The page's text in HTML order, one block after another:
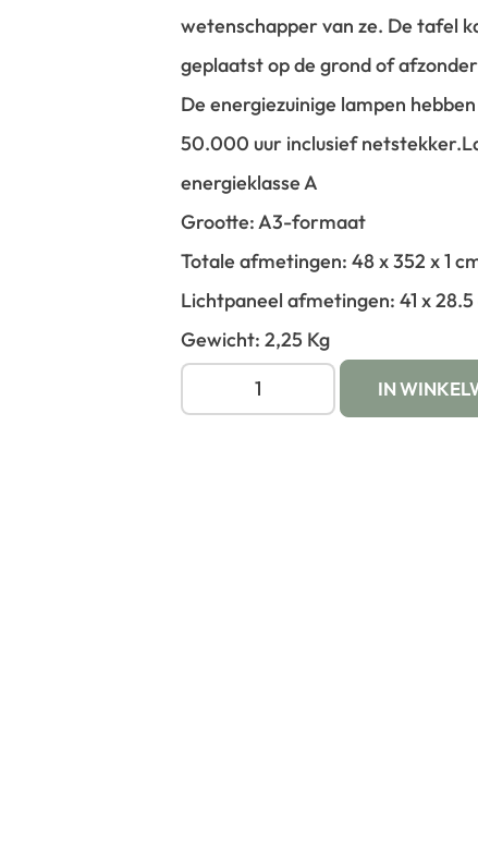
wetenschapper van ze. De tafel
geplaatst op de grond of
De energiezuinige lampen
50.000 uur inclusief netstekker.
energieklasse A
Grootte: A3-formaat
Totale afmetingen: 48 x 352 x 1
Lichtpaneel afmetingen: 41 x 28.5
Gewicht: 2,25 Kg
IN